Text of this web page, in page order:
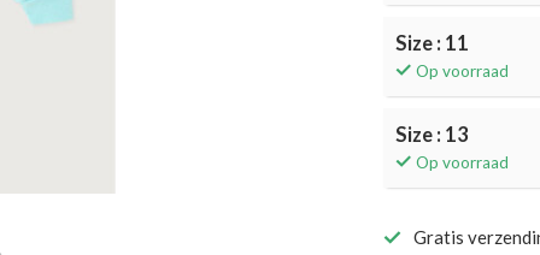
Size : 11
Op voorraad
Size : 13
Op voorraad
Gratis